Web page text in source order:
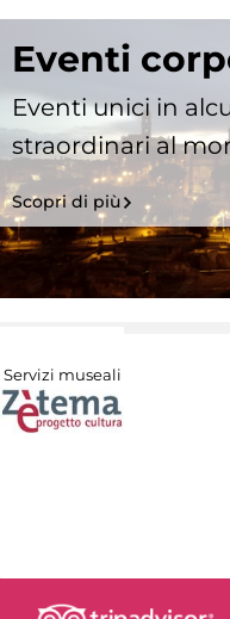
Eventi
Eventi unici in
straordinari al
Scopri di più
Servizi museali